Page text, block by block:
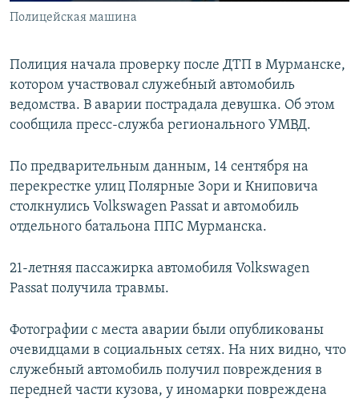
Все сайты РСЕ/РС
Полицейская машина
Полиция начала проверку после ДТП в Мурманске,
котором участвовал служебный автомобиль
ведомства. В аварии пострадала девушка. Об этом
сообщила пресс-служба регионального УМВД.
По предварительным данным, 14 сентября на
перекрестке улиц Полярные Зори и Книповича
столкнулись Volkswagen Passat и автомобиль
отдельного батальона ППС Мурманска.
21-летняя пассажирка автомобиля Volkswagen
Passat получила травмы.
Фотографии с места аварии были опубликованы
очевидцами в социальных сетях. На них видно, что
служебный автомобиль получил повреждения в
передней части кузова, у иномарки повреждена